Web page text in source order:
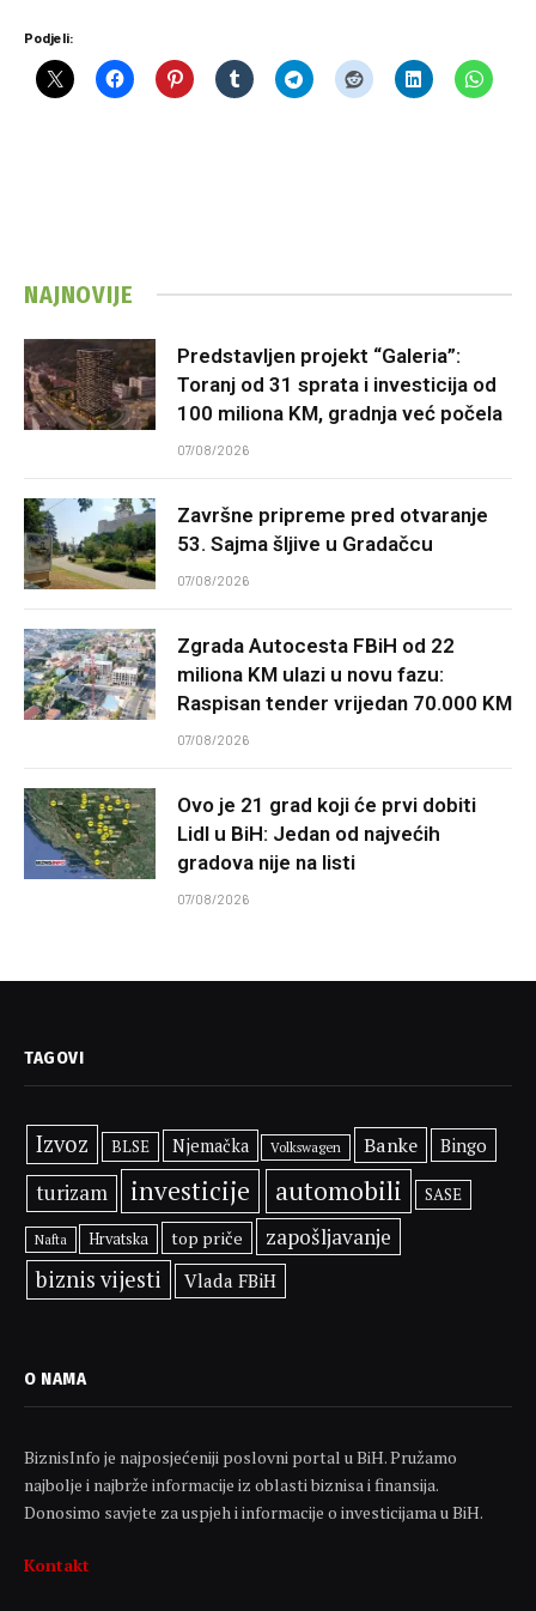
Podjeli:
NAJNOVIJE
Predstavljen projekt “Galeria”:
Toranj od 31 sprata i investicija od
100 miliona KM, gradnja već počela
07/08/2026
Završne pripreme pred otvaranje
53. Sajma šljive u Gradačcu
07/08/2026
Zgrada Autocesta FBiH od 22
miliona KM ulazi u novu fazu:
Raspisan tender vrijedan 70.000 KM
07/08/2026
Ovo je 21 grad koji će prvi dobiti
Lidl u BiH: Jedan od najvećih
gradova nije na listi
07/08/2026
TAGOVI
Izvoz BLSE Njemačka Volkswagen Banke Bingo
turizam investicije automobili SASE
Nafta Hrvatska top priče zapošljavanje
biznis vijesti Vlada FBiH
O NAMA
BiznisInfo je najposjećeniji poslovni portal u BiH. Pružamo
najbolje i najbrže informacije iz oblasti biznisa i finansija.
Donosimo savjete za uspjeh i informacije o investicijama u BiH.
Kontakt